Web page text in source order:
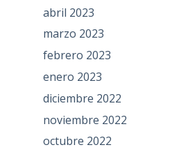
abril 2023
marzo 2023
febrero 2023
enero 2023
diciembre 2022
noviembre 2022
octubre 2022